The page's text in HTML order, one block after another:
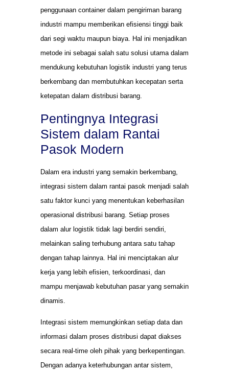
penggunaan container dalam pengiriman barang
industri mampu memberikan efisiensi tinggi baik
dari segi waktu maupun biaya. Hal ini menjadikan
metode ini sebagai salah satu solusi utama dalam
mendukung kebutuhan logistik industri yang terus
berkembang dan membutuhkan kecepatan serta
ketepatan dalam distribusi barang.
Pentingnya Integrasi
Sistem dalam Rantai
Pasok Modern
Dalam era industri yang semakin berkembang,
integrasi sistem dalam rantai pasok menjadi salah
satu faktor kunci yang menentukan keberhasilan
operasional distribusi barang. Setiap proses
dalam alur logistik tidak lagi berdiri sendiri,
melainkan saling terhubung antara satu tahap
dengan tahap lainnya. Hal ini menciptakan alur
kerja yang lebih efisien, terkoordinasi, dan
mampu menjawab kebutuhan pasar yang semakin
dinamis.
Integrasi sistem memungkinkan setiap data dan
informasi dalam proses distribusi dapat diakses
secara real-time oleh pihak yang berkepentingan.
Dengan adanya keterhubungan antar sistem,